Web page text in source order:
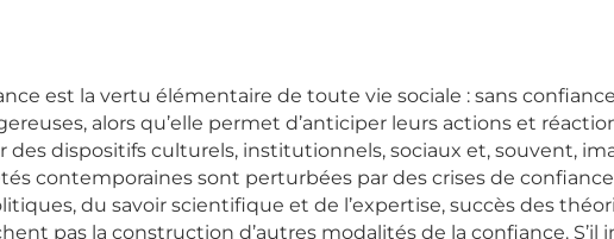
est la vertu élémentaire de toute vie sociale : sans
alors qu’elle permet d’anticiper leurs actions et
des dispositifs culturels, institutionnels, sociaux et, souvent,
contemporaines sont perturbées par des crises de
du savoir scientifique et de l’expertise, succès des
pas la construction d’autres modalités de la confiance. S’il